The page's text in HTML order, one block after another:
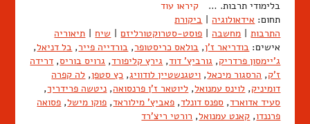
בלימודי תרבות. … קיראו עוד
תחום: אידאולוגיה
ביקורת
התרבות
מחשבה פוסט-סטרוקטורליזם שיח
תיאוריה
אישים: בודריאר ז'ן, בולאס כריסטופר, בורדייה פייר, בל דניאל,
ג'יימסון פרדריק, גורביץ' דוד, גירץ קליפורד, גרויס בוריס, דרידה
ז'ק, הרסגור מיכאל, ויטגנשטיין לודוויג, כץ סטפן, לה קפרה
דומיניק, לוינס עמנואל, ליוטאר ז'ן פרנסואה, ניטשה פרידריך,
סעיד אדוארד, ספנס דונלד, פאביץ' מילוראד, פוקו מישל, פסואה
פרננדו, קאנט עמנואל, רורטי ריצ'רד